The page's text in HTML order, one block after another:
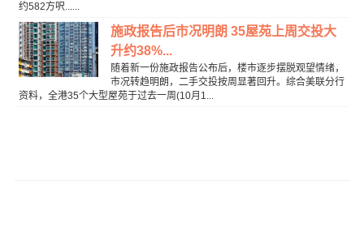
约582方呎......
施政报告后市况明朗 35屋苑上周交投大
升约38%...
随着新一份施政报告公布后，楼市逐步摆脱观望情绪，
市况转趋明朗，二手交投按周显著回升。综合美联分行
资料，全港35个大型屋苑于过去一周(10月1...